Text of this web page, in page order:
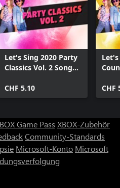
Let's Sing 2020 Party
Classics Vol. 2 Song
CHF 5.10
Let's
CHF
Game Pass XBOX-Zubehör
Community-Standards
Microsoft-Konto Microsoft